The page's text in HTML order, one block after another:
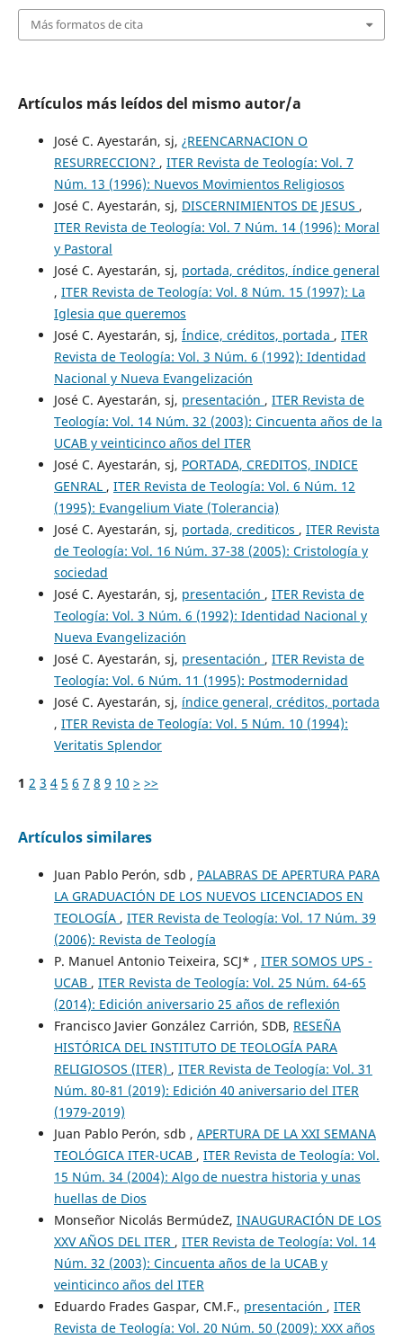
Más formatos de cita
Artículos más leídos del mismo autor/a
José C. Ayestarán, sj, ¿REENCARNACION O
RESURRECCION? , ITER Revista de Teología: Vol. 7
Núm. 13 (1996): Nuevos Movimientos Religiosos
José C. Ayestarán, sj, DISCERNIMIENTOS DE JESUS ,
ITER Revista de Teología: Vol. 7 Núm. 14 (1996): Moral
y Pastoral
José C. Ayestarán, sj, portada, créditos, índice general
, ITER Revista de Teología: Vol. 8 Núm. 15 (1997): La
Iglesia que queremos
José C. Ayestarán, sj, Índice, créditos, portada , ITER
Revista de Teología: Vol. 3 Núm. 6 (1992): Identidad
Nacional y Nueva Evangelización
José C. Ayestarán, sj, presentación , ITER Revista de
Teología: Vol. 14 Núm. 32 (2003): Cincuenta años de la
UCAB y veinticinco años del ITER
José C. Ayestarán, sj, PORTADA, CREDITOS, INDICE
GENRAL , ITER Revista de Teología: Vol. 6 Núm. 12
(1995): Evangelium Viate (Tolerancia)
José C. Ayestarán, sj, portada, crediticos , ITER Revista
de Teología: Vol. 16 Núm. 37-38 (2005): Cristología y
sociedad
José C. Ayestarán, sj, presentación , ITER Revista de
Teología: Vol. 3 Núm. 6 (1992): Identidad Nacional y
Nueva Evangelización
José C. Ayestarán, sj, presentación , ITER Revista de
Teología: Vol. 6 Núm. 11 (1995): Postmodernidad
José C. Ayestarán, sj, índice general, créditos, portada
, ITER Revista de Teología: Vol. 5 Núm. 10 (1994):
Veritatis Splendor
1 2 3 4 5 6 7 8 9 10 > >>
Artículos similares
Juan Pablo Perón, sdb , PALABRAS DE APERTURA PARA
LA GRADUACIÓN DE LOS NUEVOS LICENCIADOS EN
TEOLOGÍA , ITER Revista de Teología: Vol. 17 Núm. 39
(2006): Revista de Teología
P. Manuel Antonio Teixeira, SCJ* , ITER SOMOS UPS -
UCAB , ITER Revista de Teología: Vol. 25 Núm. 64-65
(2014): Edición aniversario 25 años de reflexión
Francisco Javier González Carrión, SDB, RESEÑA
HISTÓRICA DEL INSTITUTO DE TEOLOGÍA PARA
RELIGIOSOS (ITER) , ITER Revista de Teología: Vol. 31
Núm. 80-81 (2019): Edición 40 aniversario del ITER
(1979-2019)
Juan Pablo Perón, sdb , APERTURA DE LA XXI SEMANA
TEOLÓGICA ITER-UCAB , ITER Revista de Teología: Vol.
15 Núm. 34 (2004): Algo de nuestra historia y unas
huellas de Dios
Monseñor Nicolás BermúdeZ, INAUGURACIÓN DE LOS
XXV AÑOS DEL ITER , ITER Revista de Teología: Vol. 14
Núm. 32 (2003): Cincuenta años de la UCAB y
veinticinco años del ITER
Eduardo Frades Gaspar, CM.F., presentación , ITER
Revista de Teología: Vol. 20 Núm. 50 (2009): XXX años